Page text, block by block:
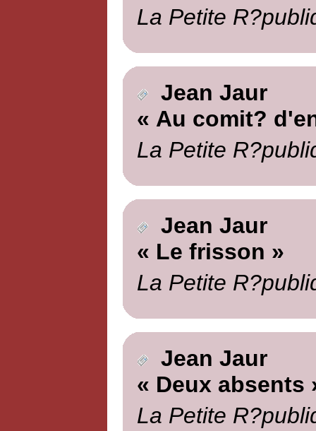
La Petite
Jean Jaur
« Au comit?
La Petite
Jean Jaur
« Le frisson »
La Petite
Jean Jaur
« Deux absents
La Petite